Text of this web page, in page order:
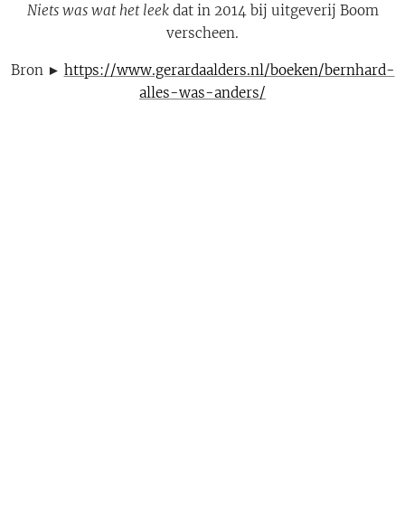
Niets was wat het leekdat in 2014 bij uitgeverij Boom
verscheen.
Bron ► https://www.gerardaalders.nl/boeken/bernhard-
alles-was-anders/